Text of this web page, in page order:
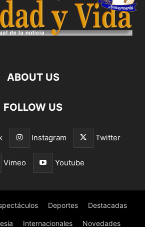
ABOUT US
FOLLOW US
Instagram Twitter
Vimeo Youtube
Deportes Destacadas
Internacionales Novedades